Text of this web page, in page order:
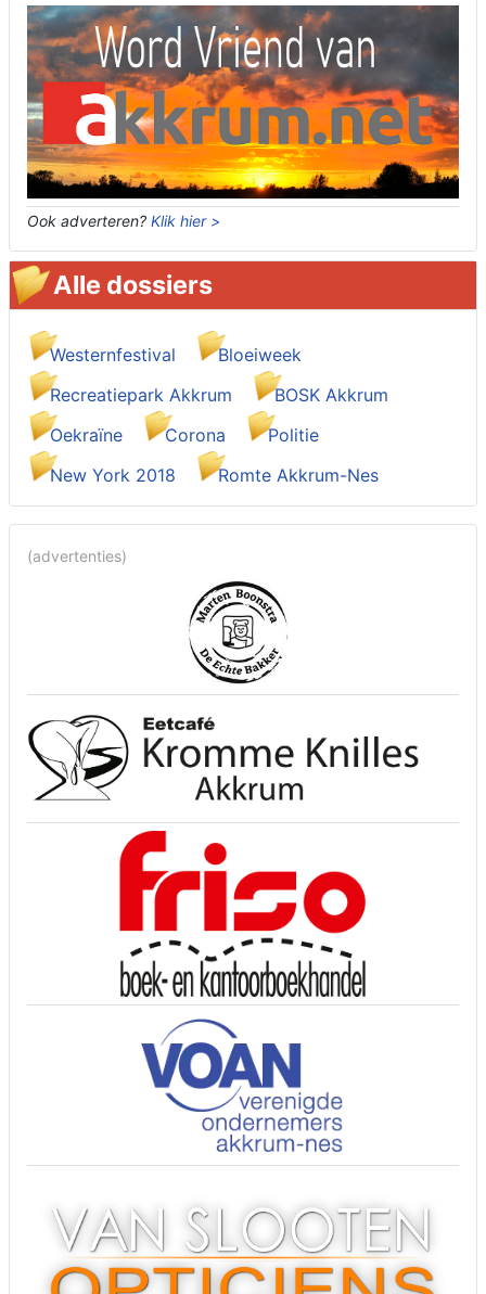
Ook adverteren? Klik hier >
Alle dossiers
Westernfestival
Bloeiweek
Recreatiepark Akkrum
BOSK Akkrum
Oekraïne
Corona
Politie
New York 2018
Romte Akkrum-Nes
(advertenties)